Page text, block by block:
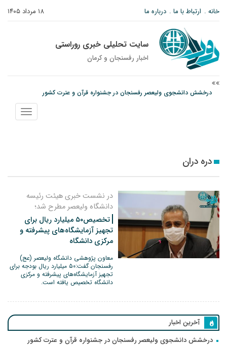
۱۸ مرداد ۱۴۰۵ خانه ارتباط با ما درباره ما
سایت تحلیلی خبری روراستی
اخبار رفسنجان و كرمان
درخشش دانشجوی ولیعصر رفسنجان در جشنواره قرآن و عترت کشور
پیش‌بینی هواشناسی برای استان کرمان؛ از وزش باد و گردوخاک تا رگبار و رعدوبرق
نمایش
منو
دره دران
در نشست خبری هیئت رئیسه
دانشگاه ولیعصر مطرح شد؛
تخصیص۵۰ میلیارد ریال برای
تجهیز آزمایشگاه‌های پیشرفته و
مرکزی دانشگاه
معاون پژوهشی دانشگاه ولیعصر (عج)
رفسنجان گفت:۵۰ میلیارد ریال بودجه برای
تجهیز آزمایشگاه‌های پیشرفته و مرکزی
دانشگاه تخصیص یافته است.
آخرین اخبار
درخشش دانشجوی ولیعصر رفسنجان در جشنواره قرآن و عترت کشور